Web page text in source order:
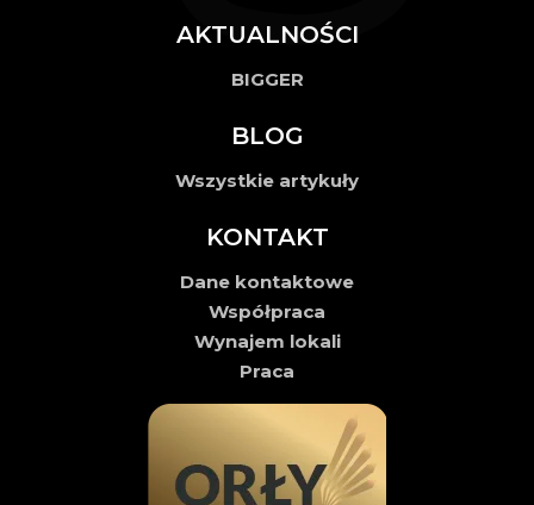
AKTUALNOŚCI
BIGGER
BLOG
Wszystkie artykuły
KONTAKT
Dane kontaktowe
Współpraca
Wynajem lokali
Praca